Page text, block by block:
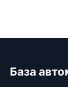
База